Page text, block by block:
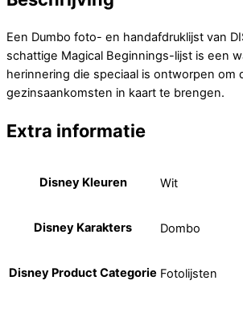
Een Dumbo foto- en handafdruklijst van
schattige Magical Beginnings-lijst is een
herinnering die speciaal is ontworpen om
gezinsaankomsten in kaart te brengen.
Extra informatie
Disney Kleuren Wit
Disney Karakters Dombo
Disney Product Categorie Fotolijsten